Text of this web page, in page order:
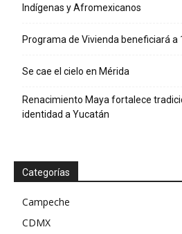
Indígenas y Afromexicanos
Programa de Vivienda beneficiará
Se cae el cielo en Mérida
Renacimiento Maya fortalece
identidad a Yucatán
Categorías
Campeche
CDMX